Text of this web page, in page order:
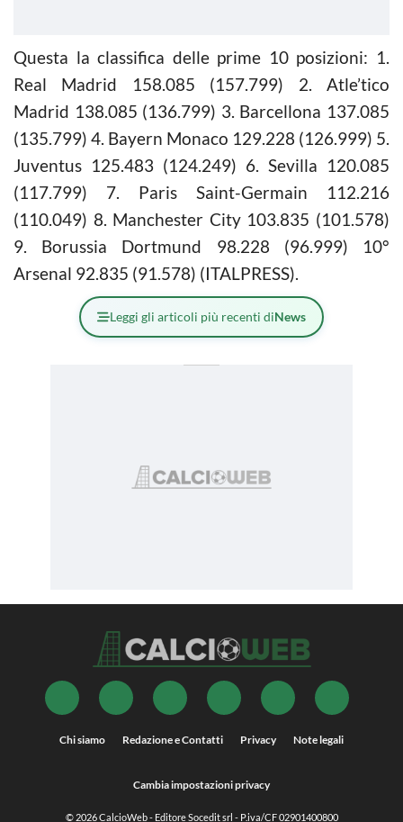
Questa la classifica delle prime 10 posizioni: 1.
Real Madrid 158.085 (157.799) 2. Atle’tico
Madrid 138.085 (136.799) 3. Barcellona 137.085
(135.799) 4. Bayern Monaco 129.228 (126.999) 5.
Juventus 125.483 (124.249) 6. Sevilla 120.085
(117.799) 7. Paris Saint-Germain 112.216
(110.049) 8. Manchester City 103.835 (101.578)
9. Borussia Dortmund 98.228 (96.999) 10°
Arsenal 92.835 (91.578) (ITALPRESS).
Leggi gli articoli più recenti diNews
Chi siamo Redazione e Contatti Privacy Note legali
Cambia impostazioni privacy
© 2026CalcioWeb- Editore Socedit srl - P.iva/CF 02901400800